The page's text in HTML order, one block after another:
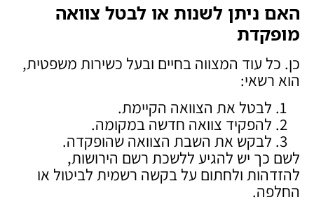
האם ניתן לשנות או לבטל צוואה
מופקדת
כן. כל עוד המצווה בחיים ובעל כשירות משפטית,
הוא רשאי:
לבטל את הצוואה הקיימת.
להפקיד צוואה חדשה במקומה.
לבקש את השבת הצוואה שהופקדה.
לשם כך יש להגיע ללשכת רשם הירושות,
להזדהות ולחתום על בקשה רשמית לביטול או
החלפה.